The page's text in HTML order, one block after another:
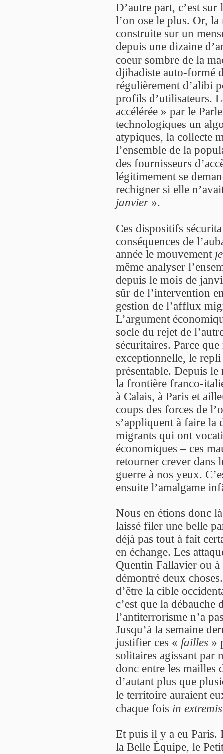
D’autre part, c’est
l’on ose le plus. Or,
construite sur un
depuis une dizaine
coeur sombre de la
djihadiste auto-formé
régulièrement d’alibi
profils d’utilisateurs.
accélérée » par le
technologiques un
atypiques, la collecte
l’ensemble de la
des fournisseurs
légitimement se
rechigner si elle
janvier ».
Ces dispositifs
conséquences de
année le mouvement
même analyser
depuis le mois de
sûr de l’intervention
gestion de l’afflux
L’argument
socle du rejet de
sécuritaires. Parce
exceptionnelle, le
présentable. Depuis
la frontière franco-
à Calais, à Paris et
coups des forces de
s’appliquent à faire la
migrants qui ont
économiques – ces
retourner crever dans
guerre à nos yeux.
ensuite l’amalgame
Nous en étions donc
laissé filer une belle
déjà pas tout à fait
en échange. Les
Quentin Fallavier ou
démontré deux
d’être la cible
c’est que la débauche
l’antiterrorisme n’a
Jusqu’à la semaine
justifier ces « failles »
solitaires agissant par
donc entre les mailles
d’autant plus que
le territoire auraient
chaque fois in extremis
Et puis il y a eu Paris.
la Belle Équipe, le